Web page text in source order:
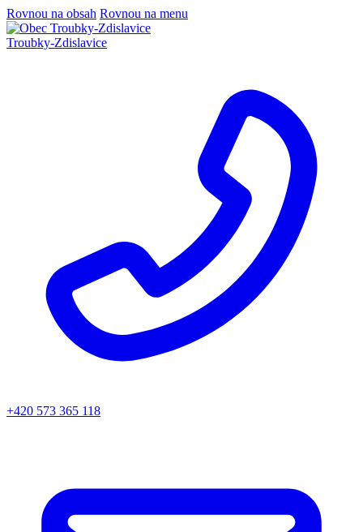
Rovnou na obsah Rovnou na menu
Troubky-Zdislavice
+420 573 365 118